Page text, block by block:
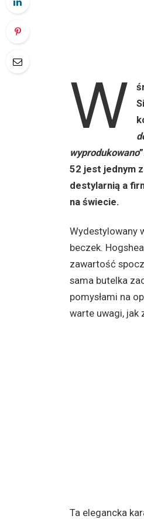
W
wyprodukowano
52 jest jednym
destylarnią a
na świecie.
Wydestylowany
beczek.
zawartość
sama butelka
pomysłami na
warte uwagi, jak
Ta elegancka